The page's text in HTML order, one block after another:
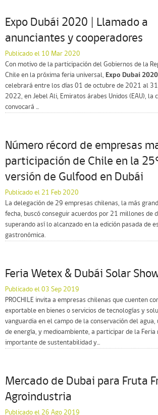
Expo Dubái 2020 | Llamado a
anunciantes y cooperadores
Publicado el 10 Mar 2020
Con motivo de la participación del Gobiernos de la
Chile en la próxima feria universal, Expo Dubai 2020
celebrará entre los días 01 de octubre de 2021 al
2022, en Jebel Ali, Emiratos árabes Unidos (EAU), la
convocará ...
Número récord de empresas
participación de Chile en la
versión de Gulfood en Dubái
Publicado el 21 Feb 2020
La delegación de 29 empresas chilenas, la más
fecha, buscó conseguir acuerdos por 21 millones de
superando así lo alcanzado en la edición pasada de
gastronómica.
Feria Wetex & Dubái Solar
Publicado el 03 Sep 2019
PROCHILE invita a empresas chilenas que cuenten
exportable en bienes o servicios de tecnologías y
vanguardia en el campo de la conservación del agua,
de energía, y medioambiente, a participar de la Feria
importante de sustentabilidad y...
Mercado de Dubai para Fruta
Agroindustria
Publicado el 26 Ago 2019